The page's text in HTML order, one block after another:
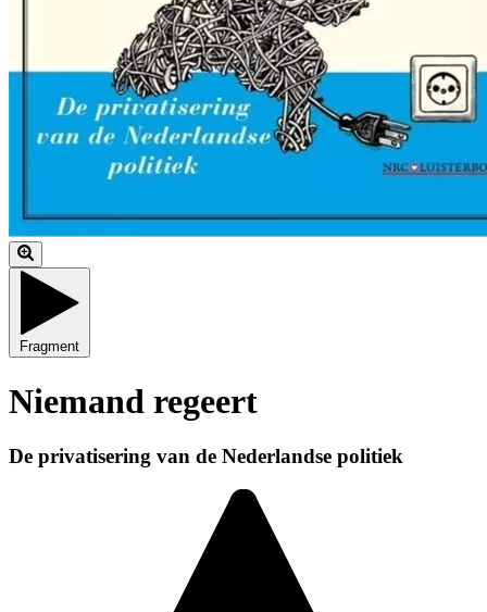
Fragment
Niemand regeert
De privatisering van de Nederlandse politiek